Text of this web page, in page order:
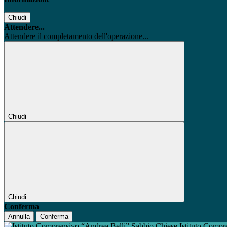
Chiudi
Attendere...
Attendere il completamento dell'operazione...
Chiudi
Chiudi
Conferma
Annulla Conferma